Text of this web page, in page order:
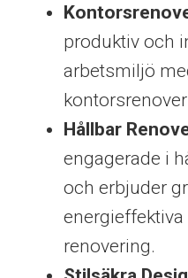
produktiv och
arbetsmiljö
Hållbar
engagerade i
och erbjuder
renovering.